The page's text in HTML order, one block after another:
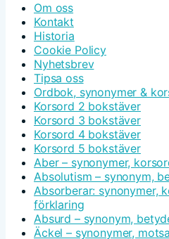
Om oss
Kontakt
Historia
Cookie Policy
Nyhetsbrev
Tipsa oss
Ordbok, synonymer &
Korsord 2 bokstäver
Korsord 3 bokstäver
Korsord 4 bokstäver
Korsord 5 bokstäver
Aber – synonymer,
Absolutism – synonym,
Absorberar: synonymer,
förklaring
Absurd – synonym,
Äckel – synonymer,